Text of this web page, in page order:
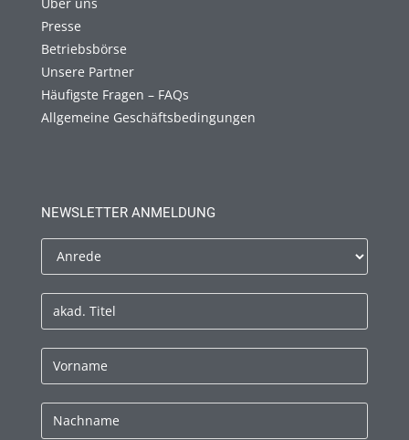
Presse
Betriebsbörse
Unsere Partner
Häufigste Fragen – FAQs
Allgemeine Geschäftsbedingungen
NEWSLETTER ANMELDUNG